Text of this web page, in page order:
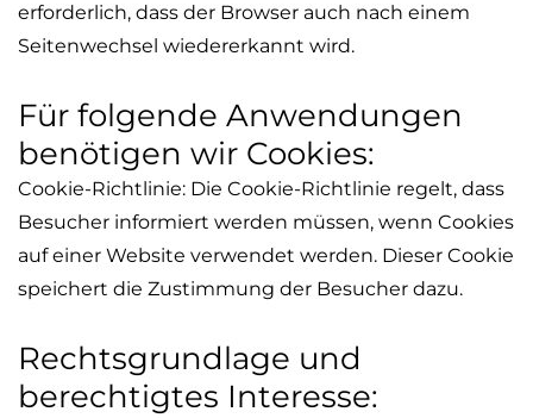
erforderlich, dass der Browser auch nach einem
Seitenwechsel wiedererkannt wird.
Für folgende Anwendungen
benötigen wir Cookies:
Cookie-Richtlinie: Die Cookie-Richtlinie regelt, dass
Besucher informiert werden müssen, wenn Cookies
auf einer Website verwendet werden. Dieser Cookie
speichert die Zustimmung der Besucher dazu.
Rechtsgrundlage und
berechtigtes Interesse: